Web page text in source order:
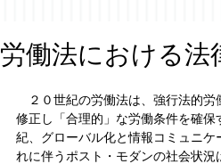
労働法における法
２０世紀の労働法は、強行法的労
修正し「合理的」な労働条件を確
紀、グローバル化と情報コミュニ
れに伴うポスト・モダンの社会状況